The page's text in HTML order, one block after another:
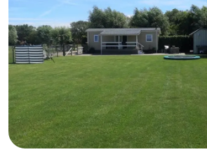
enfants
Webcam
Webcam
Plage
Passer
la
Appartements